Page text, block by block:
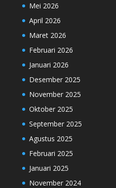
Mei 2026
April 2026
Maret 2026
Februari 2026
Januari 2026
Desember 2025
November 2025
Oktober 2025
September 2025
Agustus 2025
Februari 2025
Januari 2025
November 2024